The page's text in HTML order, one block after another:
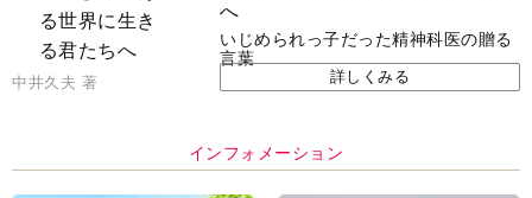
へ
いじめられっ子だった精神科医の贈る
言葉
中井久夫 著 詳しくみる
インフォメーション